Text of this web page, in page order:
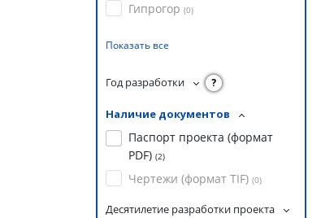
Гипрогор (0)
Показать все
Год разработки ?
Наличие документов
Паспорт проекта (формат
PDF) (2)
Чертежи (формат TIF) (0)
Десятилетие разработки проекта